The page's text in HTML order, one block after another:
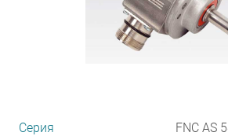
Серия
FNC AS